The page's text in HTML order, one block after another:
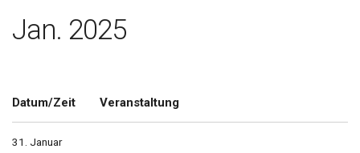
Jan. 2025
Datum/Zeit Veranstaltung
31. Januar